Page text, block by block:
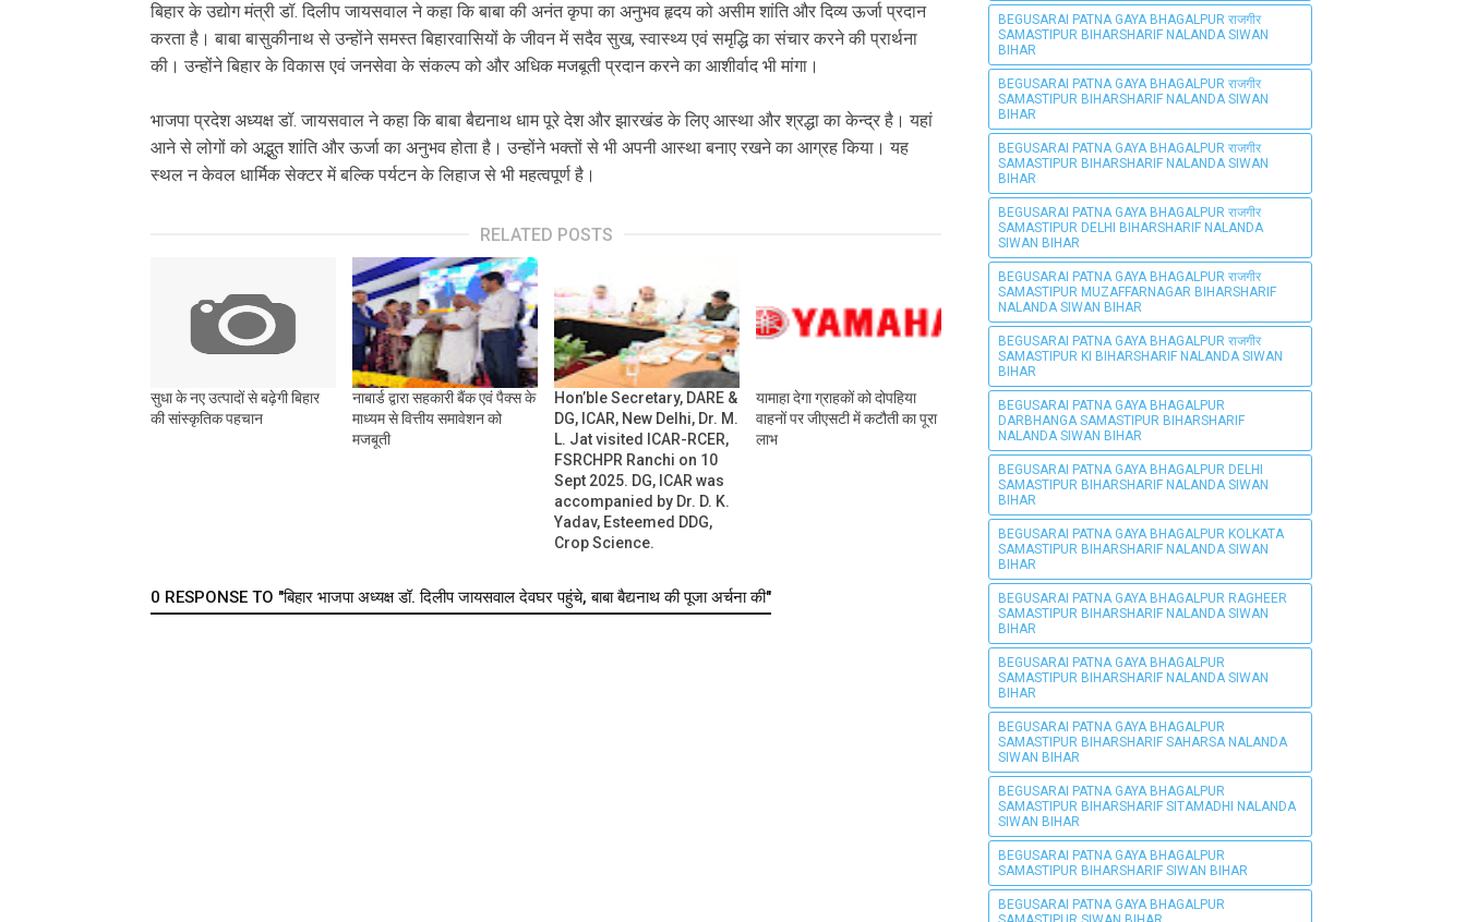
‎बिहार के उद्योग मंत्री डॉ. दिलीप जायसवाल ने कहा कि बाबा की अनंत कृपा का अनुभव हृदय को असीम शांति और दिव्य ऊर्जा प्रदान
करता है। बाबा बासुकीनाथ से उन्होंने समस्त बिहारवासियों के जीवन में सदैव सुख, स्वास्थ्य एवं समृद्धि का संचार करने की प्रार्थना
की। उन्होंने बिहार के विकास एवं जनसेवा के संकल्प को और अधिक मजबूती प्रदान करने का आशीर्वाद भी मांगा।
‎भाजपा प्रदेश अध्यक्ष डॉ. जायसवाल ने कहा कि बाबा बैद्यनाथ धाम पूरे देश और झारखंड के लिए आस्था और श्रद्धा का केन्द्र है। यहां
आने से लोगों को अद्भुत शांति और ऊर्जा का अनुभव होता है। उन्होंने भक्तों से भी अपनी आस्था बनाए रखने का आग्रह किया। यह
स्थल न केवल धार्मिक सेक्टर में बल्कि पर्यटन के लिहाज से भी महत्वपूर्ण है।
RELATED POSTS
सुधा के नए उत्पादों से बढ़ेगी बिहार
की सांस्कृतिक पहचान
नाबार्ड द्वारा सहकारी बैंक एवं पैक्स के
माध्यम से वित्तीय समावेशन को
मजबूती
Hon’ble Secretary, DARE &
DG, ICAR, New Delhi, Dr. M.
L. Jat visited ICAR-RCER,
FSRCHPR Ranchi on 10
Sept 2025. DG, ICAR was
accompanied by Dr. D. K.
Yadav, Esteemed DDG,
Crop Science.
यामाहा देगा ग्राहकों को दोपहिया
वाहनों पर जीएसटी में कटौती का पूरा
लाभ
0 RESPONSE TO "बिहार भाजपा अध्यक्ष डॉ. दिलीप जायसवाल देवघर पहुंचे, बाबा बैद्यनाथ की पूजा अर्चना की"
BEGUSARAI PATNA GAYA BHAGALPUR राजगीर
SAMASTIPUR BIHARSHARIF NALANDA SIWAN
BIHAR
BEGUSARAI PATNA GAYA BHAGALPUR राजगीर
SAMASTIPUR BIHARSHARIF NALANDA SIWAN
BIHAR
BEGUSARAI PATNA GAYA BHAGALPUR राजगीर
SAMASTIPUR BIHARSHARIF NALANDA SIWAN
BIHAR
BEGUSARAI PATNA GAYA BHAGALPUR राजगीर
SAMASTIPUR DELHI BIHARSHARIF NALANDA
SIWAN BIHAR
BEGUSARAI PATNA GAYA BHAGALPUR राजगीर
SAMASTIPUR MUZAFFARNAGAR BIHARSHARIF
NALANDA SIWAN BIHAR
BEGUSARAI PATNA GAYA BHAGALPUR राजगीर
SAMASTIPUR KI BIHARSHARIF NALANDA SIWAN
BIHAR
BEGUSARAI PATNA GAYA BHAGALPUR
DARBHANGA SAMASTIPUR BIHARSHARIF
NALANDA SIWAN BIHAR
BEGUSARAI PATNA GAYA BHAGALPUR DELHI
SAMASTIPUR BIHARSHARIF NALANDA SIWAN
BIHAR
BEGUSARAI PATNA GAYA BHAGALPUR KOLKATA
SAMASTIPUR BIHARSHARIF NALANDA SIWAN
BIHAR
BEGUSARAI PATNA GAYA BHAGALPUR RAGHEER
SAMASTIPUR BIHARSHARIF NALANDA SIWAN
BIHAR
BEGUSARAI PATNA GAYA BHAGALPUR
SAMASTIPUR BIHARSHARIF NALANDA SIWAN
BIHAR
BEGUSARAI PATNA GAYA BHAGALPUR
SAMASTIPUR BIHARSHARIF SAHARSA NALANDA
SIWAN BIHAR
BEGUSARAI PATNA GAYA BHAGALPUR
SAMASTIPUR BIHARSHARIF SITAMADHI NALANDA
SIWAN BIHAR
BEGUSARAI PATNA GAYA BHAGALPUR
SAMASTIPUR BIHARSHARIF SIWAN BIHAR
BEGUSARAI PATNA GAYA BHAGALPUR